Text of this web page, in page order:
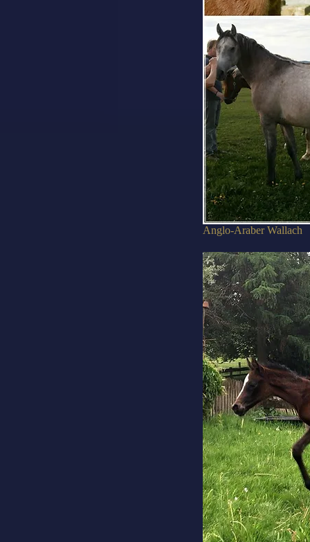
Anglo-Araber Wallach